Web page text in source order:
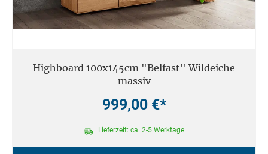
Highboard 100x145cm "Belfast" Wildeiche
massiv
999,00 €*
Lieferzeit: ca. 2-5 Werktage